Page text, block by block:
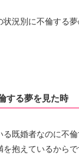
況別に不倫する
する夢を見た時
る既婚者なのに不
抱えているからで